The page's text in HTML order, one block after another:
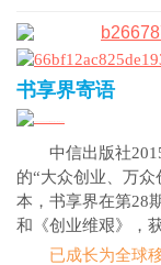
书享界寄语
中信出版社
的“大众创业、万
本，书享界在第28
和《创业维艰》，
已成长为全球